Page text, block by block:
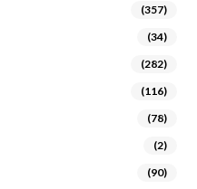
(357)
(34)
(282)
(116)
(78)
(2)
(90)